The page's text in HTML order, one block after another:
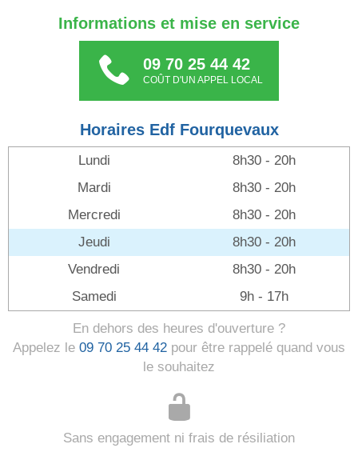
Informations et mise en service
09 70 25 44 42
COÛT D'UN APPEL LOCAL
Horaires Edf Fourquevaux
Lundi
8h30 - 20h
Mardi
8h30 - 20h
Mercredi
8h30 - 20h
Jeudi
8h30 - 20h
Vendredi
8h30 - 20h
Samedi
9h - 17h
En dehors des heures d'ouverture ?
Appelez le 09 70 25 44 42 pour être rappelé quand vous
le souhaitez
Sans engagement ni frais de résiliation